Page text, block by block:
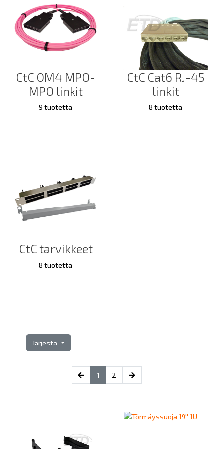
CtC OM4 MPO-
MPO linkit
9 tuotetta
CtC Cat6 RJ-45
linkit
8 tuotetta
CtC tarvikkeet
8 tuotetta
Järjestä
1 (current)
2